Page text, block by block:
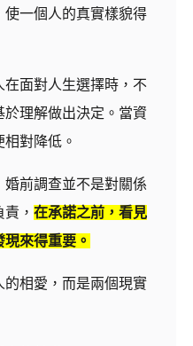
一個人的真實樣貌得
面對人生選擇時，不
理解做出決定。當資
對降低。
前調查並不是對關係
責，在承諾之前，看見
來得重要。
的相愛，而是兩個現實